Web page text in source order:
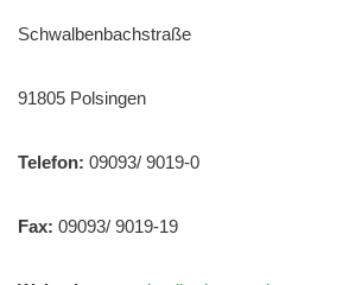
Schwalbenbachstraße
91805 Polsingen
Telefon: 09093/ 9019-0
Fax: 09093/ 9019-19